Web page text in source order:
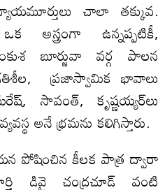
చాలా తక్కువ.
అస్త్రంగా ఉన్నప్పటికీ,
బూర్జువా వర్గ పాలన
ప్రజాస్వామిక భావాలు
సావంత్, కృష్ణయ్యర్‌లు
అనే భ్రమను కలిగిస్తారు.
పోషించిన కీలక పాత్ర ద్వారా
డివై చంద్రచూడ్ వంటి